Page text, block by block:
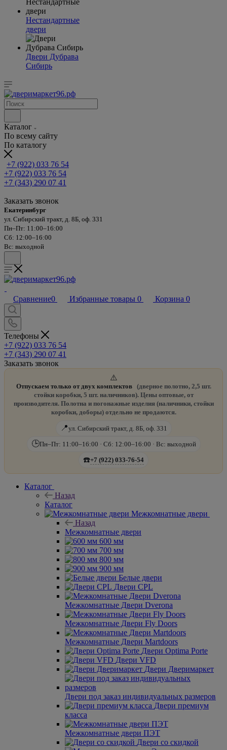
Нестандартные
двери
Двери Дубрава
Сибирь
Каталог
По всему сайту
По каталогу
+7 (922) 033 76 54
+7 (922) 033 76 54
+7 (343) 290 07 41
Заказать звонок
Екатеринбург
ул. Сибирский тракт, д. 8Б, оф. 331
Пн–Пт: 11:00–16:00
Сб: 12:00–16:00
Вс: выходной
Сравнение0 Избранные товары 0 Корзина 0
Телефоны
+7 (922) 033 76 54
+7 (343) 290 07 41
Заказать звонок
⚠️
Отпускаем только от двух комплектов
(дверное полотно, 2,5 шт.
стойки коробки, 5 шт. наличников). Цены оптовые, от
производителя. Полотна и погонажные изделия (наличники, стойки
коробки, доборы) отдельно не продаются.
📍ул. Сибирский тракт, д. 8Б, оф. 331
🕒Пн–Пт: 11:00–16:00 · Сб: 12:00–16:00 · Вс: выходной
☎️+7 (922) 033-76-54
Каталог
Назад
Каталог
Межкомнатные двери
Назад
Межкомнатные двери
600 мм
700 мм
800 мм
900 мм
Белые двери
Двери CPL
Межкомнатные Двери Dverona
Межкомнатные Двери Fly Doors
Межкомнатные Двери Martdoors
Двери Optima Porte
Двери VFD
Двери Дверимаркет
Двери под заказ индивидуальных размеров
Двери премиум
класса
Межкомнатные двери ПЭТ
Двери со скидкой